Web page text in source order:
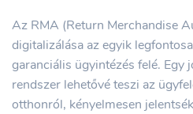
Az RMA (Return Merchandise
digitalizálása az egyik
garanciális ügyintézés felé. Egy
rendszer lehetővé teszi az
otthonról, kényelmesen